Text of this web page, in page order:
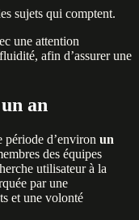
sujets qui comptent.
une attention
afin d’assurer une
an
période d’environ un
des équipes
utilisateur à la
par une
et une volonté